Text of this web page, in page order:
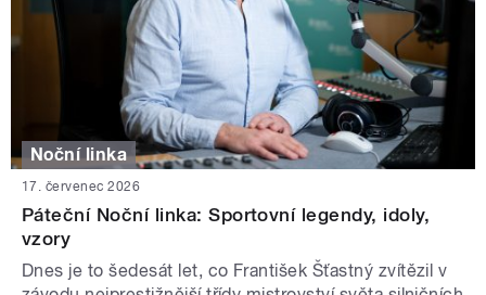
Noční linka
17. červenec 2026
Páteční Noční linka: Sportovní legendy, idoly,
vzory
Dnes je to šedesát let, co František Šťastný zvítězil v